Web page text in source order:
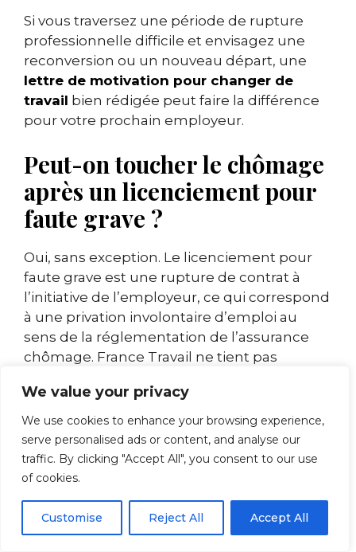
We value your privacy
We use cookies to enhance your browsing experience,
serve personalised ads or content, and analyse our
traffic. By clicking "Accept All", you consent to our use
of cookies.
Customise Reject All Accept All
Si vous traversez une période de rupture
professionnelle difficile et envisagez une
reconversion ou un nouveau départ, une
lettre de motivation pour changer de
travail bien rédigée peut faire la différence
pour votre prochain employeur.
Peut-on toucher le chômage
après un licenciement pour
faute grave ?
Oui, sans exception. Le licenciement pour
faute grave est une rupture de contrat à
l’initiative de l’employeur, ce qui correspond
à une privation involontaire d’emploi au
sens de la réglementation de l’assurance
chômage. France Travail ne tient pas
licenciement pour accorder l’ARE. Sous
réserve de remplir les conditions d’affiliation
(au moins 130 jours travaillés sur les 24
derniers mois), le salarié percevra ses
allocations chômage après le délai de
carence habituel.
Quelles indemnités perd-on